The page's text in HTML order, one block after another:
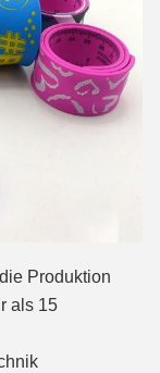
Produktion
als 15